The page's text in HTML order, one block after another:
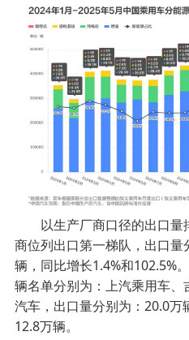
以生产厂商口径的出口量
商位列出口第一梯队，出口
辆，同比增长1.4%和102.5%
辆名单分别为：上汽乘用车
汽车，出口量分别为：20.0万
12.8万辆。